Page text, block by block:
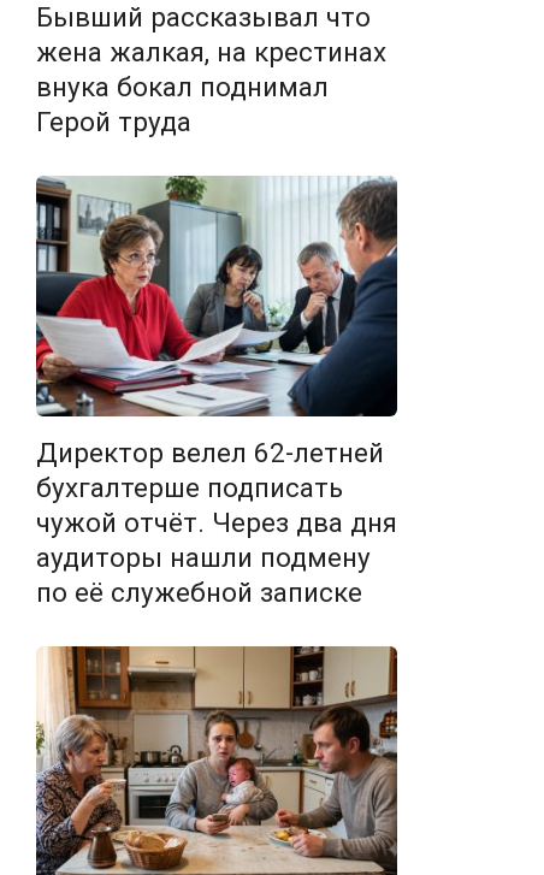
Бывший рассказывал что
жена жалкая, на крестинах
внука бокал поднимал
Герой труда
Директор велел 62-летней
бухгалтерше подписать
чужой отчёт. Через два дня
аудиторы нашли подмену
по её служебной записке